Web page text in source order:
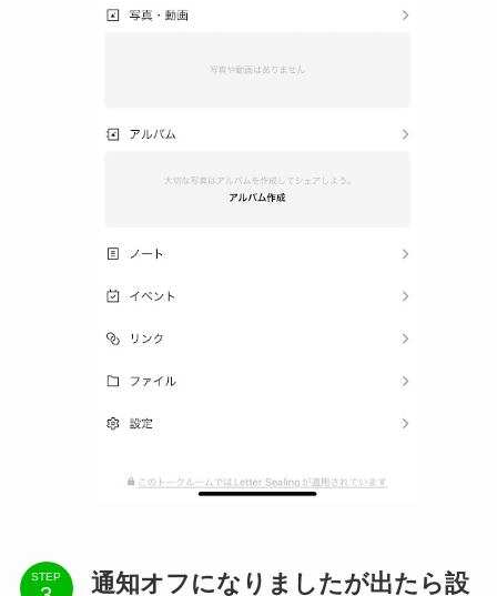
STEP 通知オフになりましたが出たら設